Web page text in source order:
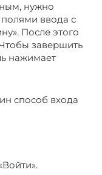
нужно
ввода с
После этого
завершить
нажимает
способ входа